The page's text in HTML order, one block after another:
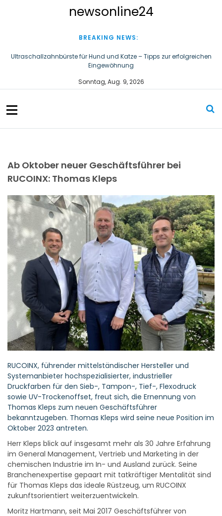
n
t
newsonline24
BREAKING NEWS:
Ultraschallzahnbürste für Hund und Katze – Tipps zur erfolgreichen
Eingewöhnung
Ist das Dach gegen alles versichert?
Sonntag, Aug. 9, 2026
Ab Oktober neuer Geschäftsführer bei
RUCOINX: Thomas Kleps
RUCOINX, führender mittelständischer Hersteller und
Systemanbieter hochspezialisierter, industrieller
Druckfarben für den Sieb-, Tampon-, Tief-, Flexodruck
sowie UV-Trockenoffset, freut sich, die Ernennung von
Thomas Kleps zum neuen Geschäftsführer
bekanntzugeben. Thomas Kleps wird seine neue Position im
Oktober 2023 antreten.
Herr Kleps blick auf insgesamt mehr als 30 Jahre Erfahrung
im General Management, Vertrieb und Marketing in der
chemischen Industrie im In- und Ausland zurück. Seine
Branchenexpertise gepaart mit tatkräftiger Mentalität sind
für Thomas Kleps das ideale Rüstzeug, um RUCOINX
zukunftsorientiert weiterzuentwickeln.
Moritz Hartmann, seit Mai 2017 Geschäftsführer von